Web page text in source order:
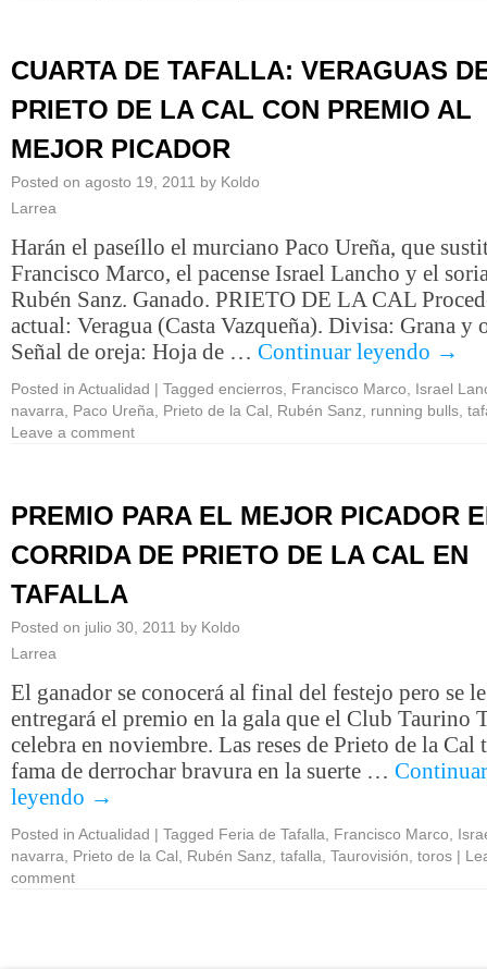
CUARTA DE TAFALLA: VERAGUAS
PRIETO DE LA CAL CON PREMIO AL
MEJOR PICADOR
Posted on agosto 19, 2011 by Koldo
Larrea
Harán el paseíllo el murciano Paco Ureña, que
Francisco Marco, el pacense Israel Lancho y el
Rubén Sanz. Ganado. PRIETO DE LA CAL
actual: Veragua (Casta Vazqueña). Divisa: Grana y
Señal de oreja: Hoja de … Continuar leyendo →
Posted in Actualidad | Tagged encierros Francisco Marco
Israel
navarra
Paco Ureña Prieto de la Cal Rubén Sanz running bulls
Leave a comment
PREMIO PARA EL MEJOR PICADOR
CORRIDA DE PRIETO DE LA CAL EN
TAFALLA
Posted on julio 30, 2011 by Koldo
Larrea
El ganador se conocerá al final del festejo pero se le
entregará el premio en la gala que el Club Taurino
celebra en noviembre. Las reses de Prieto de la Cal
fama de derrochar bravura en la suerte … Continuar
leyendo →
Posted in Actualidad | Tagged Feria de Tafalla Francisco Marco
navarra
Prieto de la Cal Rubén Sanz tafalla Taurovisión toros |
comment